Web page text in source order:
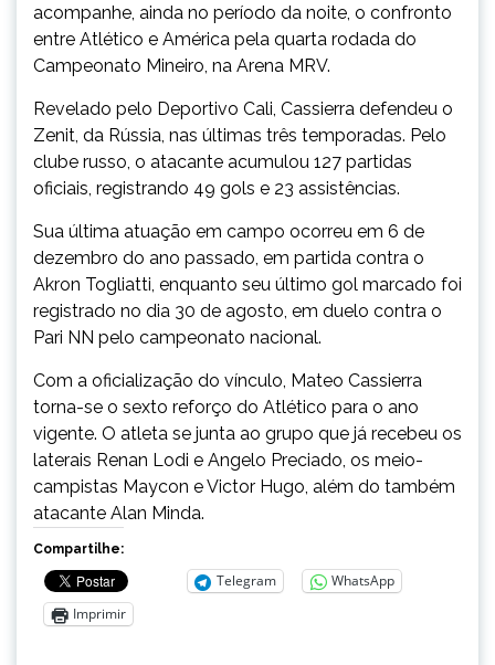
acompanhe, ainda no período da noite, o confronto
entre Atlético e América pela quarta rodada do
Campeonato Mineiro, na Arena MRV.
Revelado pelo Deportivo Cali, Cassierra defendeu o
Zenit, da Rússia, nas últimas três temporadas. Pelo
clube russo, o atacante acumulou 127 partidas
oficiais, registrando 49 gols e 23 assistências.
Sua última atuação em campo ocorreu em 6 de
dezembro do ano passado, em partida contra o
Akron Togliatti, enquanto seu último gol marcado foi
registrado no dia 30 de agosto, em duelo contra o
Pari NN pelo campeonato nacional.
Com a oficialização do vínculo, Mateo Cassierra
torna-se o sexto reforço do Atlético para o ano
vigente. O atleta se junta ao grupo que já recebeu os
laterais Renan Lodi e Angelo Preciado, os meio-
campistas Maycon e Victor Hugo, além do também
atacante Alan Minda.
Compartilhe:
Telegram
WhatsApp
Imprimir